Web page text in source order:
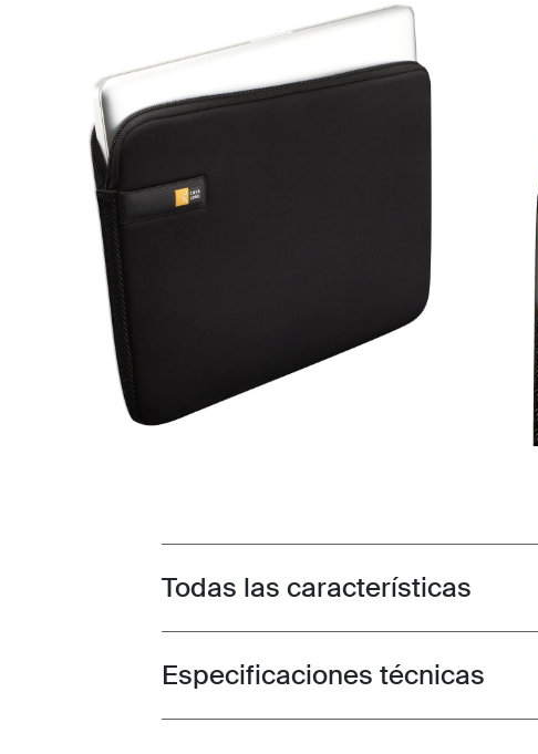
Toggle features
Todas las características
Toggle techspec
Especificaciones técnicas